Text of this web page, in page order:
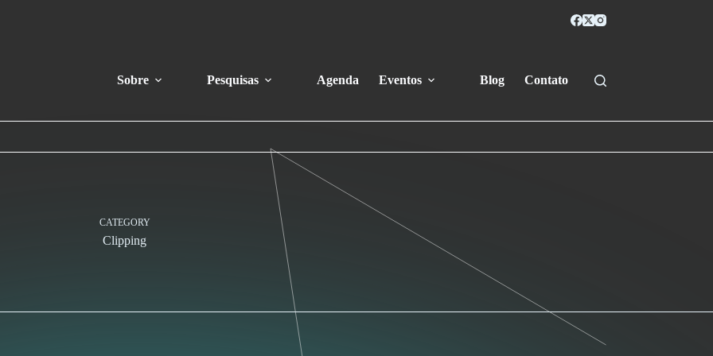
Sobre Pesquisas Agenda Eventos Blog Contato
CATEGORY
Clipping